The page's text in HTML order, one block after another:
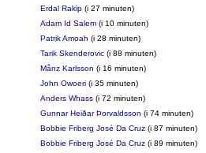
Erdal Rakip (i 27 minuten)
Adam Id Salem (i 10 minuten)
Patrik Amoah (i 28 minuten)
Tarik Skenderovic (i 88 minuten)
Månz Karlsson (i 16 minuten)
John Owoeri (i 35 minuten)
Anders Whass (i 72 minuten)
Gunnar Heiðar Þorvaldsson (i 74 minuten)
Bobbie Friberg José Da Cruz (i 87 minuten)
Bobbie Friberg José Da Cruz (i 89 minuten)